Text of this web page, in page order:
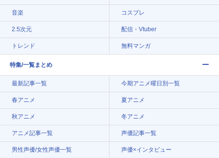
音楽 コスプレ
2.5次元 配信・Vtuber
トレンド 無料マンガ
特集/一覧まとめ
最新記事一覧 今期アニメ曜日別一覧
春アニメ 夏アニメ
秋アニメ 冬アニメ
アニメ記事一覧 声優記事一覧
男性声優/女性声優一覧 声優×インタビュー